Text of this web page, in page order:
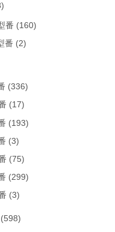
番 (160)
番 (2)
(336)
(17)
(193)
(3)
(75)
(299)
(3)
(598)